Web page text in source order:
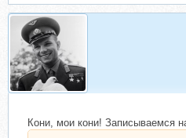
Кони, мои кони! Записываемся